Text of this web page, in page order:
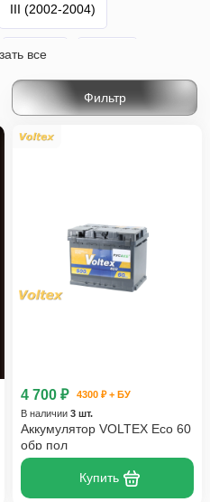
III (2002-2004)
Caldina
все
Фильтр
4 700 ₽
4300 ₽ + БУ
В наличии 3 шт.
Аккумулятор VOLTEX Eco 60
обр пол
Купить